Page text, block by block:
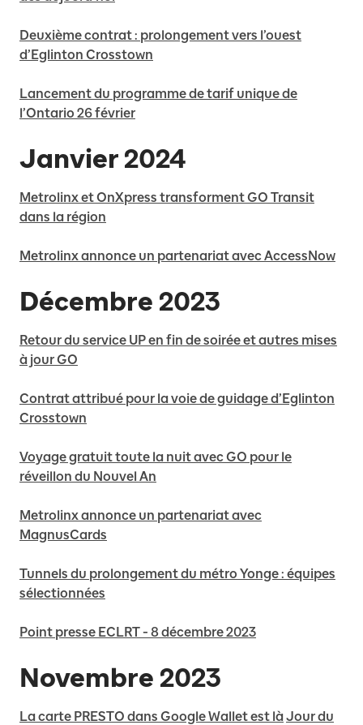
Deuxième contrat : prolongement vers l’ouest
d’Eglinton Crosstown
Lancement du programme de tarif unique de
l’Ontario 26 février
Janvier 2024
Metrolinx et OnXpress transforment GO Transit
dans la région
Metrolinx annonce un partenariat avec AccessNow
Décembre 2023
Retour du service UP en fin de soirée et autres mises
à jour GO
Contrat attribué pour la voie de guidage d’Eglinton
Crosstown
Voyage gratuit toute la nuit avec GO pour le
réveillon du Nouvel An
Metrolinx annonce un partenariat avec
MagnusCards
Tunnels du prolongement du métro Yonge : équipes
sélectionnées
Point presse ECLRT - 8 décembre 2023
Novembre 2023
La carte PRESTO dans Google Wallet est làJour du